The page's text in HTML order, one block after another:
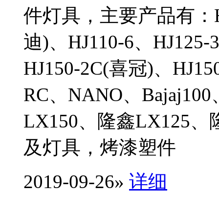
件灯具，主要产品有：
迪)、HJ110-6、
HJ150-2C(喜冠)、
RC、NANO、
LX150、隆鑫LX125、
及灯具，烤漆塑件
2019-09-26» 详细